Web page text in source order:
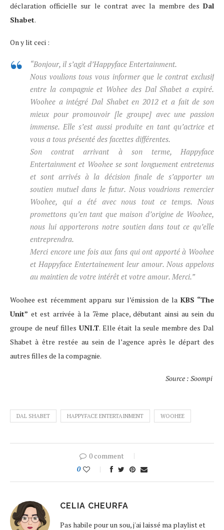
déclaration officielle sur le contrat avec la membre des Dal
Shabet.
On y lit ceci :
“Bonjour, il s’agit d’Happyface Entertainment.
Nous voulions tous vous informer que le contrat exclusif
entre la compagnie et Wohee des Dal Shabet a expiré.
Woohee a intégré Dal Shabet en 2012 et a fait de son
mieux pour promouvoir [le groupe] avec une passion
immense. Elle s’est aussi produite en tant qu’actrice et
vous a tous présenté des facettes différentes.
Son contrat arrivant à son terme, Happyface
Entertainment et Woohee se sont longuement entretenus
et sont arrivés à la décision finale de s’apporter un
soutien mutuel dans le futur. Nous voudrions remercier
Woohee, qui a été avec nous tout ce temps. Nous
promettons qu’en tant que maison d’origine de Woohee,
nous lui apporterons notre soutien dans tout ce qu’elle
entreprendra.
Merci encore une fois aux fans qui ont apporté à Woohee
et Happyface Entertainement leur amour. Nous appelons
au maintien de votre intérêt et votre amour. Merci.”
Woohee est récemment apparu sur l’émission de la KBS “The
Unit” et est arrivée à la 7ème place, débutant ainsi au sein du
groupe de neuf filles UNI.T. Elle était la seule membre des Dal
Shabet à être restée au sein de l’agence après le départ des
autres filles de la compagnie.
Source : Soompi
DAL SHABET HAPPYFACE ENTERTAINMENT WOOHEE
0 comment
0
CELIA CHEURFA
Pas habile pour un sou, j'ai laissé ma playlist et